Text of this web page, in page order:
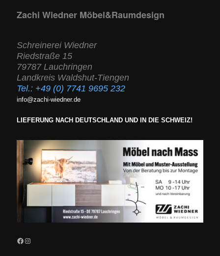
Zachi Wiedner Möbel&Raumdesign
Schreinerei Wiedner
Riedstraße 15
79787 Lauchringen
Landkreis Waldshut-Tiengen
Tel.: +49 (0) 7741 9695 232
info@zachi-wiedner.de
LIEFERUNG NACH DEUTSCHLAND UND IN DIE SCHWEIZ!
Facebook
Instagram